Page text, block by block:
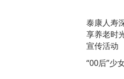
泰康人寿
享养老时
宣传活动
“00后”少